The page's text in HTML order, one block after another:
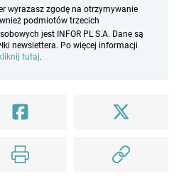
wyrażasz zgodę na otrzymywanie
podmiotów trzecich
jest INFOR PL S.A. Dane są
newslettera. Po więcej informacji
tutaj.